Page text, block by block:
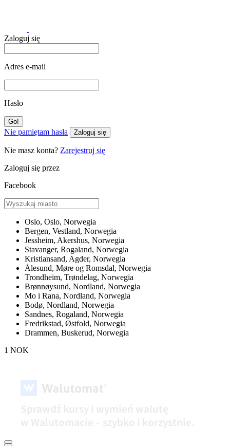
Zaloguj się
Adres e-mail
Hasło
Nie pamiętam hasła Zaloguj się
Nie masz konta? Zarejestruj się
Zaloguj się przez
Facebook
Oslo, Oslo, Norwegia
Bergen, Vestland, Norwegia
Jessheim, Akershus, Norwegia
Stavanger, Rogaland, Norwegia
Kristiansand, Agder, Norwegia
Ålesund, Møre og Romsdal, Norwegia
Trondheim, Trøndelag, Norwegia
Brønnøysund, Nordland, Norwegia
Mo i Rana, Nordland, Norwegia
Bodø, Nordland, Norwegia
Sandnes, Rogaland, Norwegia
Fredrikstad, Østfold, Norwegia
Drammen, Buskerud, Norwegia
1 NOK